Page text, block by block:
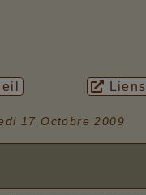
Liens
17 Octobre 2009